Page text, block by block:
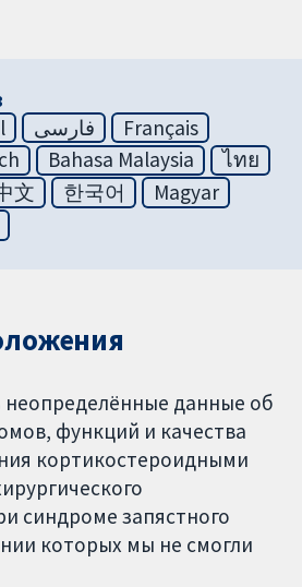
فارسی
Français
Bahasa Malaysia
ไทย
文 한국어
Magyar
данные об
функций и качества
кортикостероидными
синдроме запястного
которых мы не смогли